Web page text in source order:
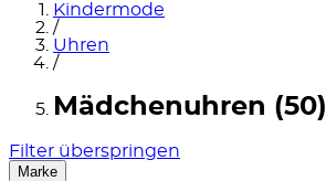
Kindermode
/
Uhren
/
Mädchenuhren (50)
Filter überspringen
Marke